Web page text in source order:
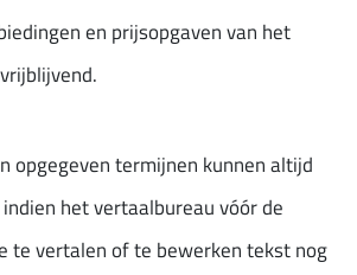
en prijsopgaven van het
opgegeven termijnen kunnen altijd
het vertaalbureau vóór de
te vertalen of te bewerken tekst nog